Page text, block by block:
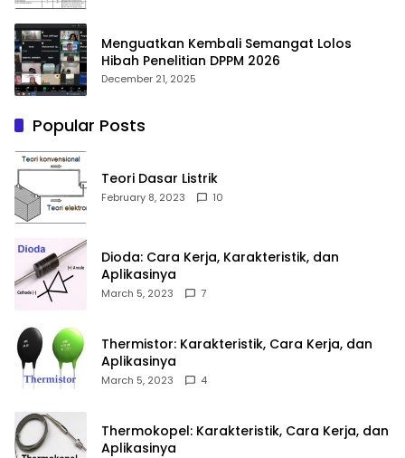
Menguatkan Kembali Semangat Lolos
Hibah Penelitian DPPM 2026
December 21, 2025
Popular Posts
Teori Dasar Listrik
February 8, 2023 10
Dioda: Cara Kerja, Karakteristik, dan
Aplikasinya
March 5, 2023 7
Thermistor: Karakteristik, Cara Kerja, dan
Aplikasinya
March 5, 2023 4
Thermokopel: Karakteristik, Cara Kerja, dan
Aplikasinya